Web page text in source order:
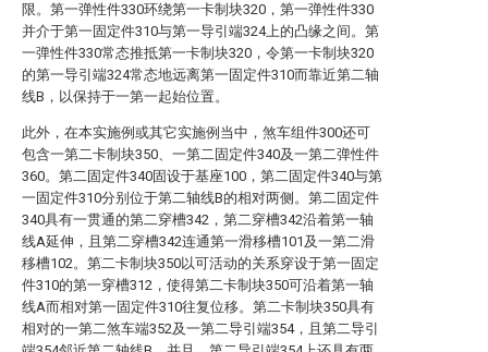
限。第一弹性件330环绕第一卡制块320，第一弹性件330
并介于第一固定件310与第一导引端324上的凸缘之间。第
一弹性件330常态推抵第一卡制块320，令第一卡制块320
的第一导引端324常态地远离第一固定件310而靠近第二轴
线B，以保持于一第一起始位置。
此外，在本实施例或其它实施例当中，煞车组件300还可
包含一第二卡制块350、一第二固定件340及一第二弹性件
360。第二固定件340固设于基座100，第二固定件340与第
一固定件310分别位于第二轴线B的相对两侧。第二固定件
340具有一贯通的第二穿槽342，第二穿槽342沿着第一轴
线A延伸，且第二穿槽342连通第一滑移槽101及一第二滑
移槽102。第二卡制块350以可活动的关系穿设于第一固定
件310的第一穿槽312，使得第二卡制块350可沿着第一轴
线A而相对第一固定件310往复位移。第二卡制块350具有
相对的一第二煞车端352及一第二导引端354，且第二导引